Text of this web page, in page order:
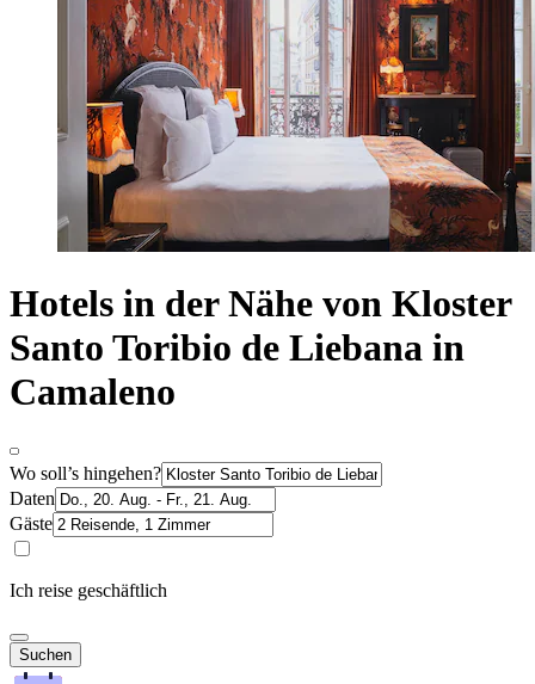
Hotels in der Nähe von Kloster
Santo Toribio de Liebana in
Camaleno
Wo soll’s hingehen?
Daten
Gäste
Ich reise geschäftlich
Suchen